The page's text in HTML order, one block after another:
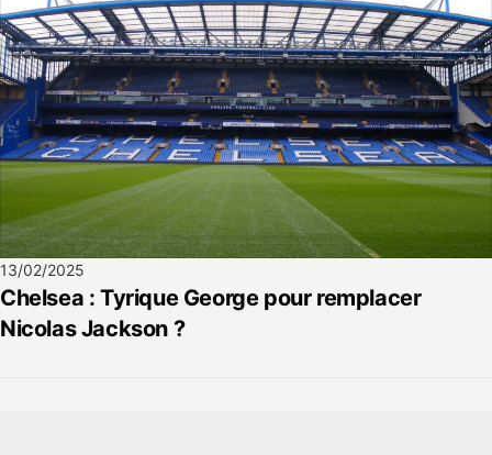
13/02/2025
Chelsea : Tyrique George pour remplacer
Nicolas Jackson ?